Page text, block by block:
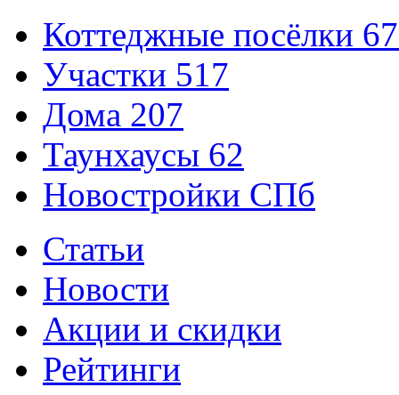
Коттеджные посёлки
Участки 517
Дома 207
Таунхаусы 62
Новостройки СПб
Статьи
Новости
Акции и скидки
Рейтинги